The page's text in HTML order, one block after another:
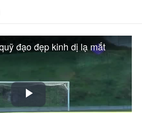
Play
đạo đẹp kinh dị lạ mắt